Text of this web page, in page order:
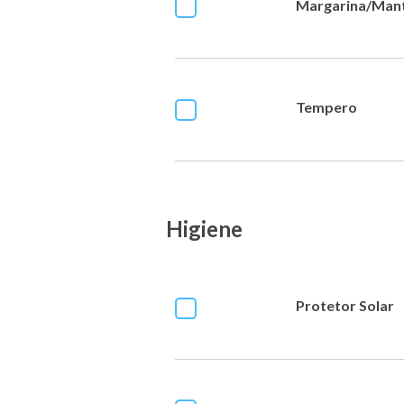
Margarina/
Tempero
Higiene
Protetor Solar